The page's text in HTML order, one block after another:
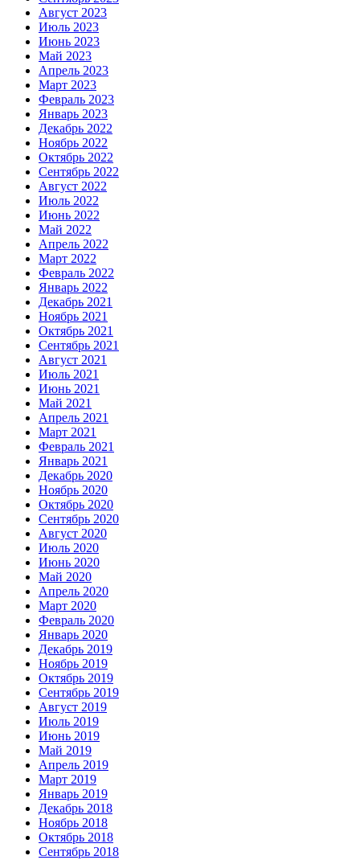
Август 2023
Июль 2023
Июнь 2023
Май 2023
Апрель 2023
Март 2023
Февраль 2023
Январь 2023
Декабрь 2022
Ноябрь 2022
Октябрь 2022
Сентябрь 2022
Август 2022
Июль 2022
Июнь 2022
Май 2022
Апрель 2022
Март 2022
Февраль 2022
Январь 2022
Декабрь 2021
Ноябрь 2021
Октябрь 2021
Сентябрь 2021
Август 2021
Июль 2021
Июнь 2021
Май 2021
Апрель 2021
Март 2021
Февраль 2021
Январь 2021
Декабрь 2020
Ноябрь 2020
Октябрь 2020
Сентябрь 2020
Август 2020
Июль 2020
Июнь 2020
Май 2020
Апрель 2020
Март 2020
Февраль 2020
Январь 2020
Декабрь 2019
Ноябрь 2019
Октябрь 2019
Сентябрь 2019
Август 2019
Июль 2019
Июнь 2019
Май 2019
Апрель 2019
Март 2019
Январь 2019
Декабрь 2018
Ноябрь 2018
Октябрь 2018
Сентябрь 2018